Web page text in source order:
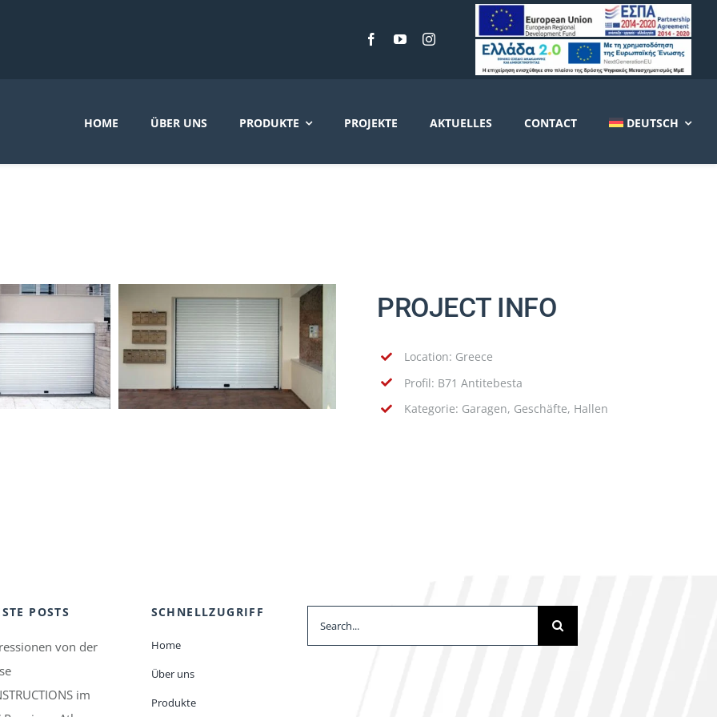
HOME ÜBER UNS PRODUKTE PROJEKTE AKTUELLES CONTACT DEUTSCH
PROJECT INFO
Location: Greece
Profil: B71 Antitebesta
Kategorie: Garagen, Geschäfte, Hallen
POSTS
von der
im
SCHNELLZUGRIFF
Home
Über uns
Produkte
nach: